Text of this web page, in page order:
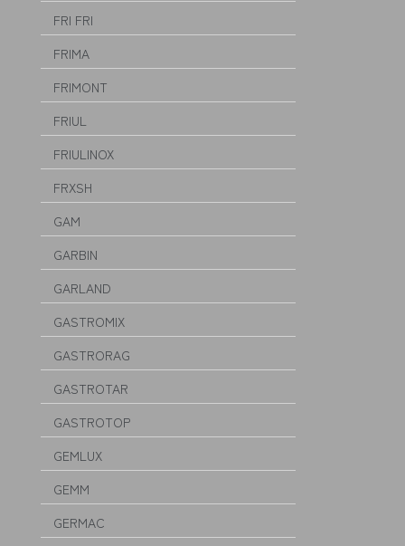
FRI FRI
FRIMA
FRIMONT
FRIUL
FRIULINOX
FRXSH
GAM
GARBIN
GARLAND
GASTROMIX
GASTRORAG
GASTROTAR
GASTROTOP
GEMLUX
GEMM
GERMAC